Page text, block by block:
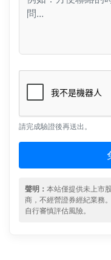
請完成驗證後再送出。
聲明： 本站僅提供未上市
商，不經營證券經紀業務
自行審慎評估風險。